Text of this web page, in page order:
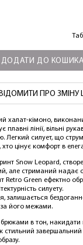
ДОДАТИ ДО КОШИКА
ПРО ЗМІНУ
халат-кімоно,
плавні лінії, вільні
Легкий силует, що
цінує комфорт в
Snow Leopard,
але стриманий надає
Retro Green ефектно
силуету.
залишається
за його межами.
брюками в тон, накидати
стильний